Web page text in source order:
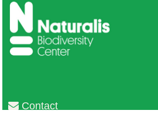
Contact